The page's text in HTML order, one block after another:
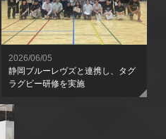
2026/06/05
静岡ブルーレヴズと連携し、タグ
ラグビー研修を実施